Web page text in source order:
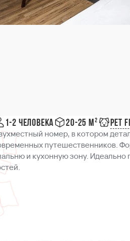
1-2 человека 20-25 м² Pet
номер, в котором
путешественников.
и кухонную зону.